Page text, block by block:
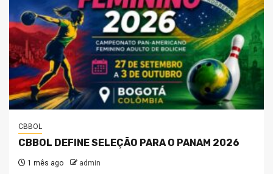
CBBOL
CBBOL DEFINE SELEÇÃO PARA O PANAM 2026
1 mês ago admin